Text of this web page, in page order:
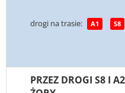
drogi na trasie: A1 S8
PRZEZ DROGI S8 I